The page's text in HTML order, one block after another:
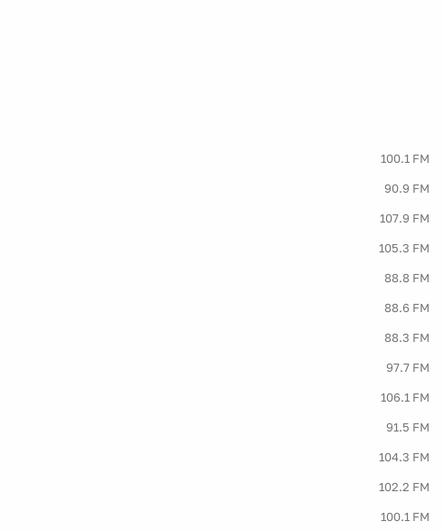
100.1 FM
90.9 FM
107.9 FM
105.3 FM
88.8 FM
88.6 FM
88.3 FM
97.7 FM
106.1 FM
91.5 FM
104.3 FM
102.2 FM
100.1 FM